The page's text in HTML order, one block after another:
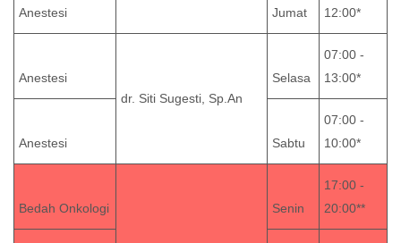
Anestesi Jumat
12:00*
Anestesi
dr. Siti Sugesti, Sp.An
Selasa
07:00 -
13:00*
Anestesi Sabtu
07:00 -
10:00*
Bedah Onkologi Senin
17:00 -
20:00**